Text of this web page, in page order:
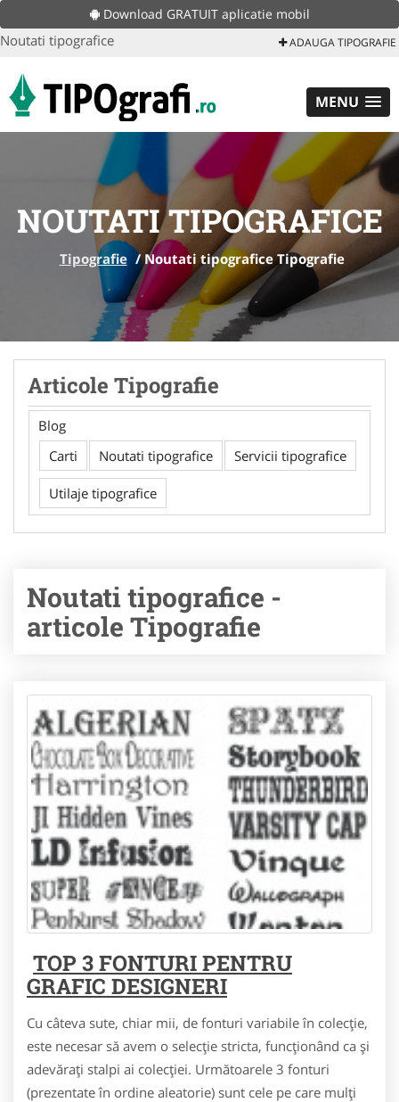
Download GRATUIT aplicatie mobil
Noutati tipografice ADAUGA TIPOGRAFIE
MENU
NOUTATI TIPOGRAFICE
Tipografie /Noutati tipografice Tipografie
Articole Tipografie
Blog
Carti
Noutati tipografice Servicii tipografice
Utilaje tipografice
Noutati tipografice -
articole Tipografie
TOP 3 FONTURI PENTRU
GRAFIC DESIGNERI
Cu câteva sute, chiar mii, de fonturi variabile în colecţie,
este necesar să avem o selecţie stricta, funcţionând ca şi
adevăraţi stalpi ai colecţiei. Următoarele 3 fonturi
(prezentate în ordine aleatorie) sunt cele pe care mulţi